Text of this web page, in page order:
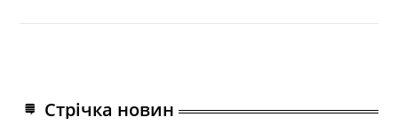
Стрічка новин